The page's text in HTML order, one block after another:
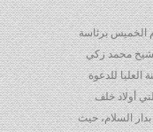
برئاسة
محمد زكي
للدعوة
أولاد خلف
السلام، حيث